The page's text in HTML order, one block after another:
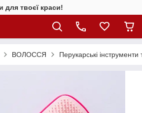
для твоєї краси!
ВОЛОССЯ Перукарські інструменти